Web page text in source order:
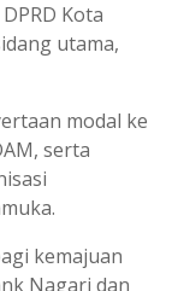
Kota
utama,
modal ke
serta
kemajuan
Nagari dan